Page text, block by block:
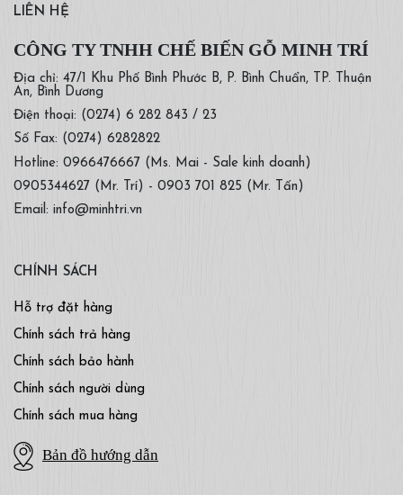
LIÊN HỆ
CÔNG TY TNHH CHẾ BIẾN GỖ MINH TRÍ
Địa chỉ: 47/1 Khu Phố Bình Phước B, P. Bình Chuẩn, TP. Thuận
An, Bình Dương
Điện thoại: (0274) 6 282 843 / 23
Số Fax: (0274) 6282822
Hotline: 0966476667 (Ms. Mai - Sale kinh doanh)
0905344627 (Mr. Trí) - 0903 701 825 (Mr. Tấn)
Email: info@minhtri.vn
CHÍNH SÁCH
Hỗ trợ đặt hàng
Chính sách trả hàng
Chính sách bảo hành
Chính sách người dùng
Chính sách mua hàng
Bản đồ hướng dẫn